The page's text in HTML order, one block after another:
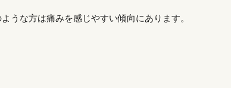
うな方は痛みを感じやすい傾向にあります。